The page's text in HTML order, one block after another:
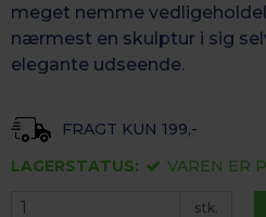
meget nemme
nærmest en skulptur i sig
elegante udseende.
FRAGT KUN 199,-
LAGERSTATUS:
VAREN ER
stk.